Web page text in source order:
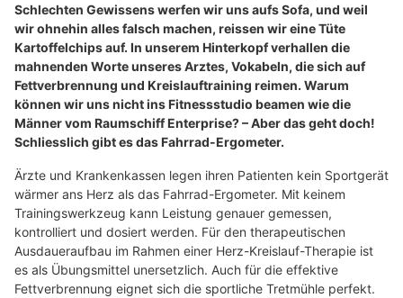
Schlechten Gewissens werfen wir uns aufs Sofa, und weil
wir ohnehin alles falsch machen, reissen wir eine Tüte
Kartoffelchips auf. In unserem Hinterkopf verhallen die
mahnenden Worte unseres Arztes, Vokabeln, die sich auf
Fettverbrennung und Kreislauftraining reimen. Warum
können wir uns nicht ins Fitnessstudio beamen wie die
Männer vom Raumschiff Enterprise? – Aber das geht doch!
Schliesslich gibt es das Fahrrad-Ergometer.
Ärzte und Krankenkassen legen ihren Patienten kein Sportgerät
wärmer ans Herz als das Fahrrad-Ergometer. Mit keinem
Trainingswerkzeug kann Leistung genauer gemessen,
kontrolliert und dosiert werden. Für den therapeutischen
Ausdaueraufbau im Rahmen einer Herz-Kreislauf-Therapie ist
es als Übungsmittel unersetzlich. Auch für die effektive
Fettverbrennung eignet sich die sportliche Tretmühle perfekt.